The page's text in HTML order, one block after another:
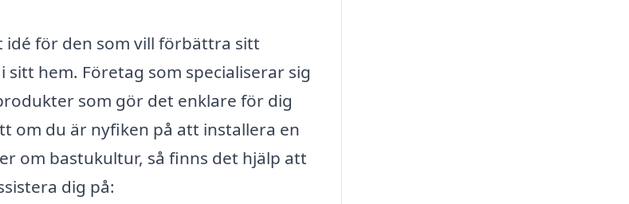
idé för den som vill förbättra sitt
hem. Företag som specialiserar sig
som gör det enklare för dig
om du är nyfiken på att installera en
om bastukultur, så finns det hjälp att
dig på: